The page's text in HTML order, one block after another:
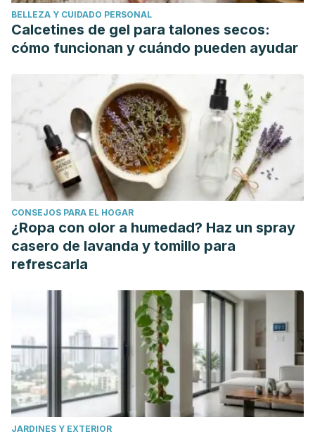
BELLEZA Y CUIDADO PERSONAL
Calcetines de gel para talones secos:
cómo funcionan y cuándo pueden ayudar
CONSEJOS PARA EL HOGAR
¿Ropa con olor a humedad? Haz un spray
casero de lavanda y tomillo para
refrescarla
JARDINES Y EXTERIOR